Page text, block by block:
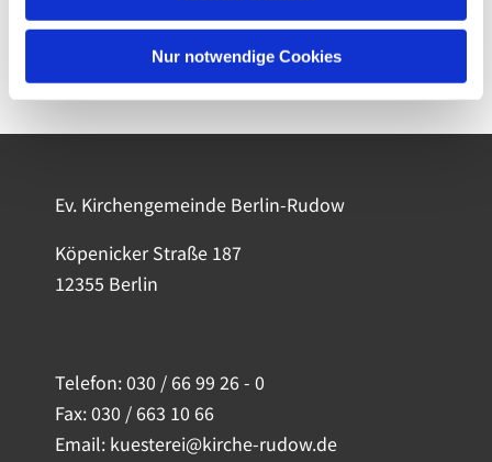
Nur notwendige Cookies
Ev. Kirchengemeinde Berlin-Rudow
Köpenicker Straße 187
12355 Berlin
Telefon:030 / 66 99 26 - 0
Fax: 030 / 663 10 66
Email: kuesterei@kirche-rudow.de